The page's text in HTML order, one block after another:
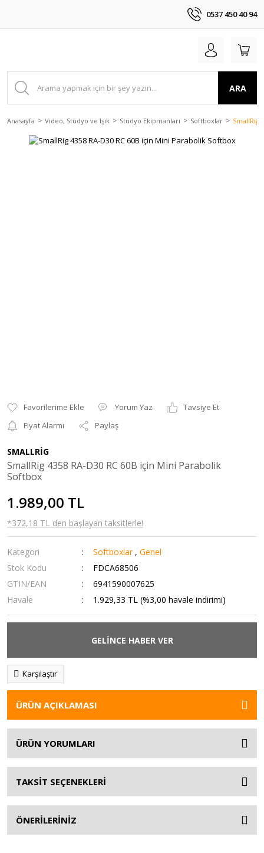
0537 450 40 94
ARA
Anasayfa Video, Stüdyo ve Işık Stüdyo Ekipmanları Softboxlar SmallRig
Yorum Yaz
Tavsiye Et
Fiyat Alarmı
Paylaş
SMALLRİG
SmallRig 4358 RA-D30 RC 60B için Mini Parabolik
Softbox
1.989,00 TL
*372,18 TL den başlayan taksitlerle!
Kategori Softboxlar ,Genel
Stok Kodu
FDCA68506
GTIN/EAN
6941590007625
Havale
1.929,33 TL (%3,00 havale indirimi)
GELİNCE HABER VER
Karşılaştır
ÜRÜN AÇIKLAMASI
ÜRÜN YORUMLARI
TAKSİT SEÇENEKLERİ
ÖNERİLERİNİZ